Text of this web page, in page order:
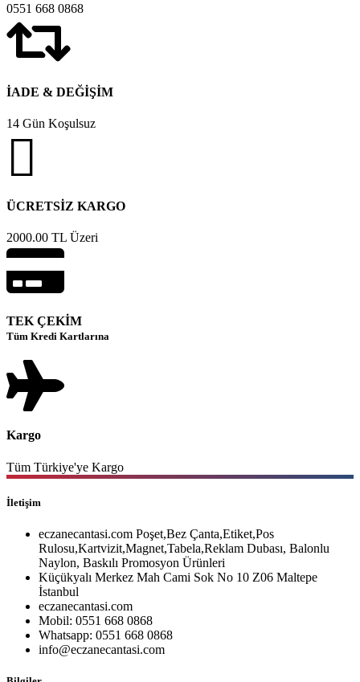
0551 668 0868
İADE & DEĞİŞİM
14 Gün Koşulsuz
ÜCRETSİZ KARGO
2000.00 TL Üzeri
TEK ÇEKİM
Tüm Kredi Kartlarına
Kargo
Tüm Türkiye'ye Kargo
İletişim
eczanecantasi.com Poşet,Bez Çanta,Etiket,Pos
Rulosu,Kartvizit,Magnet,Tabela,Reklam Dubası, Balonlu
Naylon, Baskılı Promosyon Ürünleri
Küçükyalı Merkez Mah Cami Sok No 10 Z06 Maltepe
İstanbul
eczanecantasi.com
Mobil: 0551 668 0868
Whatsapp: 0551 668 0868
info@eczanecantasi.com